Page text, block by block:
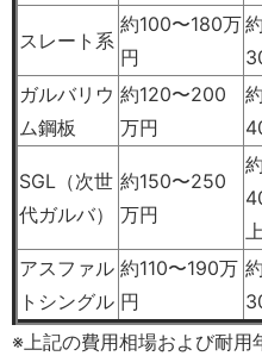
スレート系
約100〜180万
円
ガルバリウ
ム鋼板
約120〜200
万円
SGL（次世
代ガルバ）
約150〜250
万円
上
アスファル
トシングル
約110〜190万
円
※上記の費用相場および耐用